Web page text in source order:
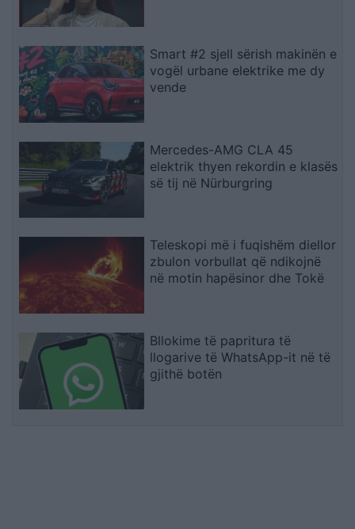
Smart #2 sjell sërish makinën e
vogël urbane elektrike me dy
vende
Mercedes-AMG CLA 45
elektrik thyen rekordin e klasës
së tij në Nürburgring
Teleskopi më i fuqishëm diellor
zbulon vorbullat që ndikojnë
në motin hapësinor dhe Tokë
Bllokime të papritura të
llogarive të WhatsApp-it në të
gjithë botën